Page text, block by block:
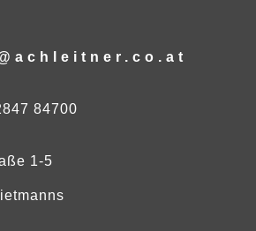
84700
1-5